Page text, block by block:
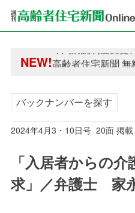
NEW!高齢者住宅新聞
高齢者住宅新聞
バックナンバーを探す
2024年4月3・10日号 20面 掲載
「入居者からの
求」／弁護士 家